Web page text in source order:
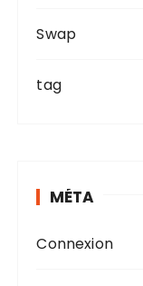
Swap
tag
MÉTA
Connexion